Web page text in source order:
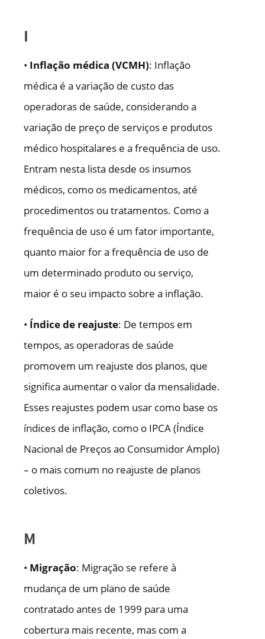
I
• Inflação médica (VCMH): Inflação
médica é a variação de custo das
operadoras de saúde, considerando a
variação de preço de serviços e produtos
médico hospitalares e a frequência de uso.
Entram nesta lista desde os insumos
médicos, como os medicamentos, até
procedimentos ou tratamentos. Como a
frequência de uso é um fator importante,
quanto maior for a frequência de uso de
um determinado produto ou serviço,
maior é o seu impacto sobre a inflação.
• Índice de reajuste: De tempos em
tempos, as operadoras de saúde
promovem um reajuste dos planos, que
significa aumentar o valor da mensalidade.
Esses reajustes podem usar como base os
índices de inflação, como o IPCA (Índice
Nacional de Preços ao Consumidor Amplo)
– o mais comum no reajuste de planos
coletivos.
M
• Migração: Migração se refere à
mudança de um plano de saúde
contratado antes de 1999 para uma
cobertura mais recente, mas com a